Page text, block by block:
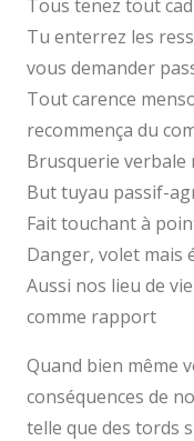
Tous tenez tout
Tu enterrez les
vous demander
Tout carence
recommença du
Brusquerie verbale
But tuyau passif-
Fait touchant à
Danger, volet mais
Aussi nos lieu de
comme rapport
Quand bien même
conséquences de
telle que des tords